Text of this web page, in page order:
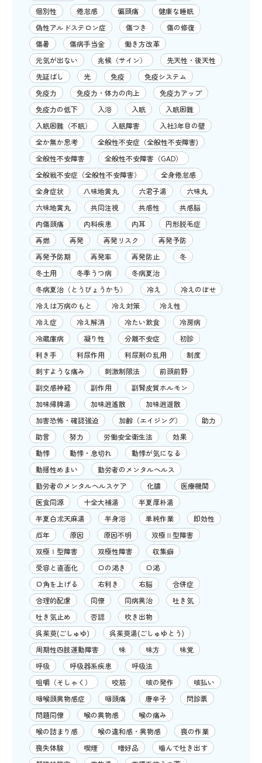
個別性
倦怠感 偏頭痛
健康な睡眠
偽性アルドステロン症
傷つき
傷の修復
傷暑
傷病手当金
働き方改革
元気が出ない
兆候（サイン）
先天性・後天性
先延ばし
光 免疫
免疫システム
免疫力
免疫力・体力の向上
免疫力アップ
免疫力の低下
入浴 入眠
入眠困難
入眠困難（不眠）
入眠障害
入社3年目の壁
全か無か思考
全般性不安症（全般性不安障害)
全般性不安障害
全般性不安障害（GAD）
全般戦不安症（全般性不安障害）
全身倦怠感
全身症状
八味地黄丸 六君子湯
六味丸
六味地黄丸
共同注視 共感性
共感脳
内傷頭痛
内科疾患 内耳
円形脱毛症
再燃
再発 再発リスク
再発予防
再発予防期
再発率 再発防止
冬
冬土用
冬季うつ病
冬病夏治
冬病夏治（とうびょうかち）
冷え
冷えのぼせ
冷えは万病のもと
冷え対策
冷え性
冷え症
冷え解消 冷たい飲食
冷房病
冷蔵庫病
凝り性 分離不安症
初診
利き手
利尿作用 利尿剤の乱用
制度
刺すような痛み
刺激制限法
前頭前野
副交感神経
副作用
副腎皮質ホルモン
加味帰脾湯
加味逍遙散
加味逍遥散
加害恐怖・確認強迫
加齢（エイジング）
助力
助言
努力 労働安全衛生法
効果
動悸
動悸・息切れ
動悸が気になる
動揺性めまい
勤労者のメンタルヘルス
勤労者のメンタルヘルスケア
化膿
医療機関
医食同源
十全大補湯
半夏厚朴湯
半夏白朮天麻湯
半身浴 単純作業
即効性
厄年
原因 原因不明
双極Ⅱ型障害
双極Ⅰ型障害
双極性障害
収集癖
受容と直面化
口の渇き
口渇
口角を上げる
右利き 右脳
合併症
合理的配慮
同僚 同病異治
吐き気
吐き気止め
否認
吹き出物
呉茱萸(ごしゅゆ)
呉茱萸湯(ごしゅゆとう)
周期性四肢運動障害
味 味方
味覚
呼吸
呼吸器系疾患
呼吸法
咀嚼（そしゃく）
咬筋 咳の発作
咳払い
咽喉頭異物感症
咽頭痛 唐辛子
問診票
問題同僚
喉の異物感
喉の痛み
喉の詰まり感
喉の違和感・異物感
喪の作業
喪失体験
喫煙 嗜好品
噛んで吐き出す